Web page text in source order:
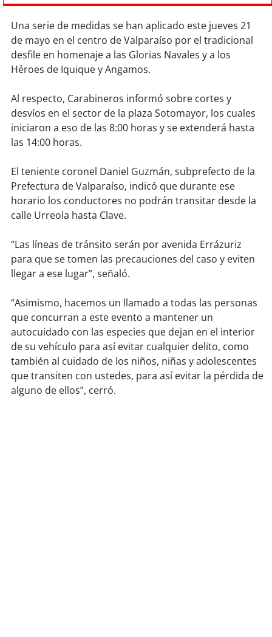
soyiquique
soycalama
soy copiapó
soyvalparaíso
soyquillota
soy sanantonio
soysancarlos
soyconcepción
soycoronel
soyarauco
Una serie de medidas se han aplicado este jueves 21
de mayo en el centro de Valparaíso por el tradicional
desfile en homenaje a las Glorias Navales y a los
Héroes de Iquique y Angamos.
Al respecto, Carabineros informó sobre cortes y
desvíos en el sector de la plaza Sotomayor, los cuales
iniciaron a eso de las 8:00 horas y se extenderá hasta
las 14:00 horas.
El teniente coronel Daniel Guzmán, subprefecto de la
Prefectura de Valparaíso, indicó que durante ese
horario los conductores no podrán transitar desde la
calle Urreola hasta Clave.
“Las líneas de tránsito serán por avenida Errázuriz
para que se tomen las precauciones del caso y eviten
llegar a ese lugar”, señaló.
“Asimismo, hacemos un llamado a todas las personas
que concurran a este evento a mantener un
autocuidado con las especies que dejan en el interior
de su vehículo para así evitar cualquier delito, como
también al cuidado de los niños, niñas y adolescentes
que transiten con ustedes, para así evitar la pérdida de
alguno de ellos”, cerró.